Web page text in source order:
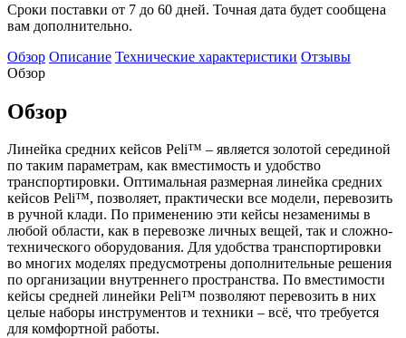
Сроки поставки от 7 до 60 дней. Точная дата будет сообщена
вам дополнительно.
Обзор Описание Технические характеристики Отзывы
Обзор
Обзор
Линейка средних кейсов Peli™ – является золотой серединой
по таким параметрам, как вместимость и удобство
транспортировки. Оптимальная размерная линейка средних
кейсов Peli™, позволяет, практически все модели, перевозить
в ручной клади. По применению эти кейсы незаменимы в
любой области, как в перевозке личных вещей, так и сложно-
технического оборудования. Для удобства транспортировки
во многих моделях предусмотрены дополнительные решения
по организации внутреннего пространства. По вместимости
кейсы средней линейки Peli™ позволяют перевозить в них
целые наборы инструментов и техники – всё, что требуется
для комфортной работы.